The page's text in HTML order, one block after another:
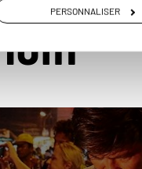
PERSONNALISER